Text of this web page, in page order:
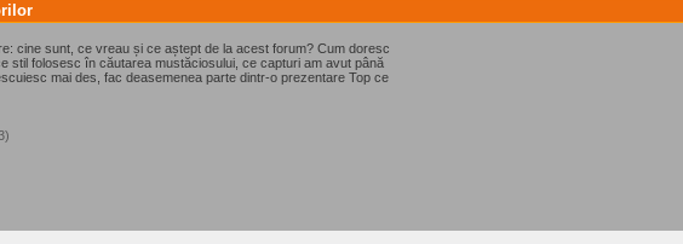
cine sunt, ce vreau și ce aștept de la acest forum? Cum doresc
stil folosesc în căutarea mustăciosului, ce capturi am avut până
mai des, fac deasemenea parte dintr-o prezentare Top ce